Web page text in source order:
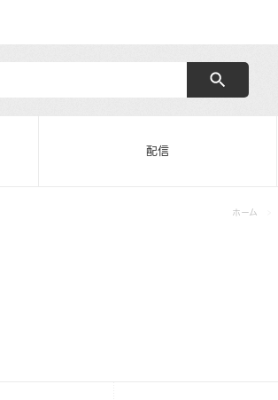
配信
ホーム